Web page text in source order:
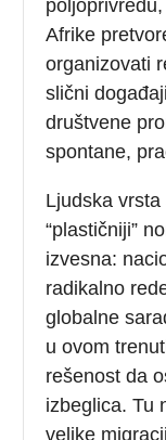
Afrike
organizovati
slični
društvene
spontane,
Ljudska
“plastičniji”
izvesna:
radikalno
globalne
u ovom
rešenost da
izbeglica. Tu
velike